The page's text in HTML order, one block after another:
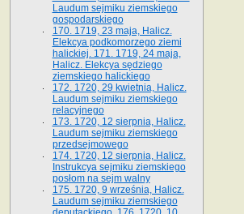
Laudum sejmiku ziemskiego
gospodarskiego
170. 1719, 23 maja, Halicz.
Elekcya podkomorzego ziemi
halickiej. 171. 1719, 24 maja,
Halicz. Elekcya sędziego
ziemskiego halickiego
172. 1720, 29 kwietnia, Halicz.
Laudum sejmiku ziemskiego
relacyjnego
173. 1720, 12 sierpnia, Halicz.
Laudum sejmiku ziemskiego
przedsejmowego
174. 1720, 12 sierpnia, Halicz.
Instrukcya sejmiku ziemskiego
posłom na sejm walny
175. 1720, 9 września, Halicz.
Laudum sejmiku ziemskiego